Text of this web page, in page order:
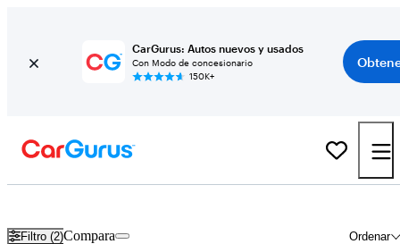
CarGurus: Autos nuevos y usados
Con Modo de concesionario
150K+
Filtro (2) Ordenar
Compara